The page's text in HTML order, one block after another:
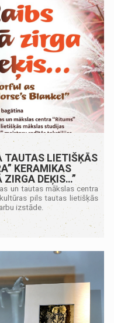
TAUTAS LIETIŠĶĀS
KERAMIKAS
ZIRGA DEĶIS…”
un tautas mākslas centra
pils tautas lietišķās
izstāde.